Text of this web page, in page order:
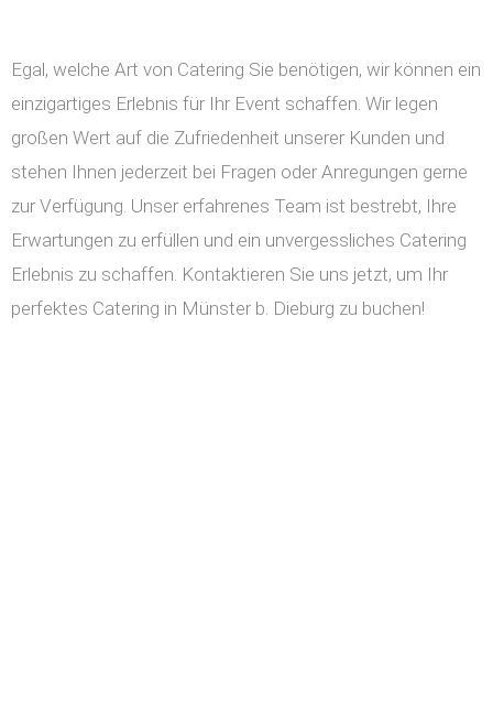
Egal, welche Art von Catering Sie benötigen, wir können ein
einzigartiges Erlebnis für Ihr Event schaffen. Wir legen
großen Wert auf die Zufriedenheit unserer Kunden und
stehen Ihnen jederzeit bei Fragen oder Anregungen gerne
zur Verfügung. Unser erfahrenes Team ist bestrebt, Ihre
Erwartungen zu erfüllen und ein unvergessliches Catering
Erlebnis zu schaffen. Kontaktieren Sie uns jetzt, um Ihr
perfektes Catering in Münster b. Dieburg zu buchen!